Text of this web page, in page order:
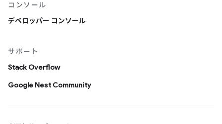
コンソール
デベロッパー コンソール
サポート
Stack Overflow
Google Nest Community